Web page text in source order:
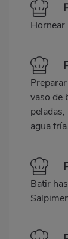
vaso de
agua fría.
Batir